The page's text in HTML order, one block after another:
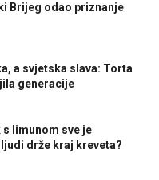
Brijeg odao priznanje
a svjetska slava: Torta
generacije
limunom sve je
drže kraj kreveta?